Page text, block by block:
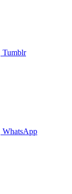
Tumblr
WhatsApp